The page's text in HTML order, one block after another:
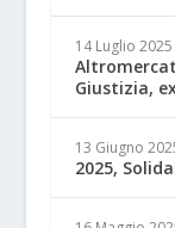
14 Luglio 2025
Giustizia,
13 Giugno
2025,